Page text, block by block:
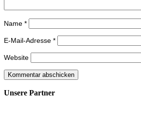
Name *
E-Mail-Adresse *
Website
Unsere Partner